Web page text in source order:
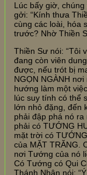
Lúc bấy giờ,
gởi: “Kính thưa
cùng các loài, hóa
trước? Nhờ Thiền
Thiền Sư nói: “Tôi
đang còn viên
được, nếu trót bị
NGỌN NGÀNH
hướng làm một
lúc suy tính có thể
lớn nhỏ đặng, đến
phải đập phá nó
phải có TƯỚNG
mặt trời có
của MẶT TRĂNG.
nơi Tướng của nó
Có Tướng có Qui
Thánh Nhân nói: